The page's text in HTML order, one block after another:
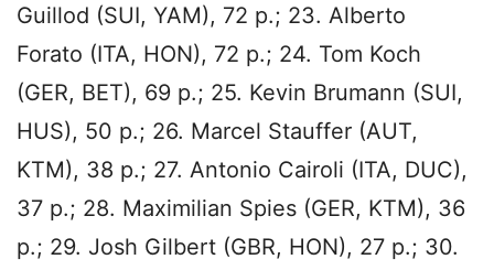
Guillod (SUI, YAM), 72 p.; 23. Alberto
Forato (ITA, HON), 72 p.; 24. Tom Koch
(GER, BET), 69 p.; 25. Kevin Brumann (SUI,
HUS), 50 p.; 26. Marcel Stauffer (AUT,
KTM), 38 p.; 27. Antonio Cairoli (ITA, DUC),
37 p.; 28. Maximilian Spies (GER, KTM), 36
p.; 29. Josh Gilbert (GBR, HON), 27 p.; 30.